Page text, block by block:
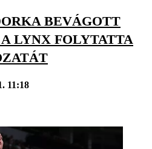
BEVÁGOTT
LYNX FOLYTATTA
11:18